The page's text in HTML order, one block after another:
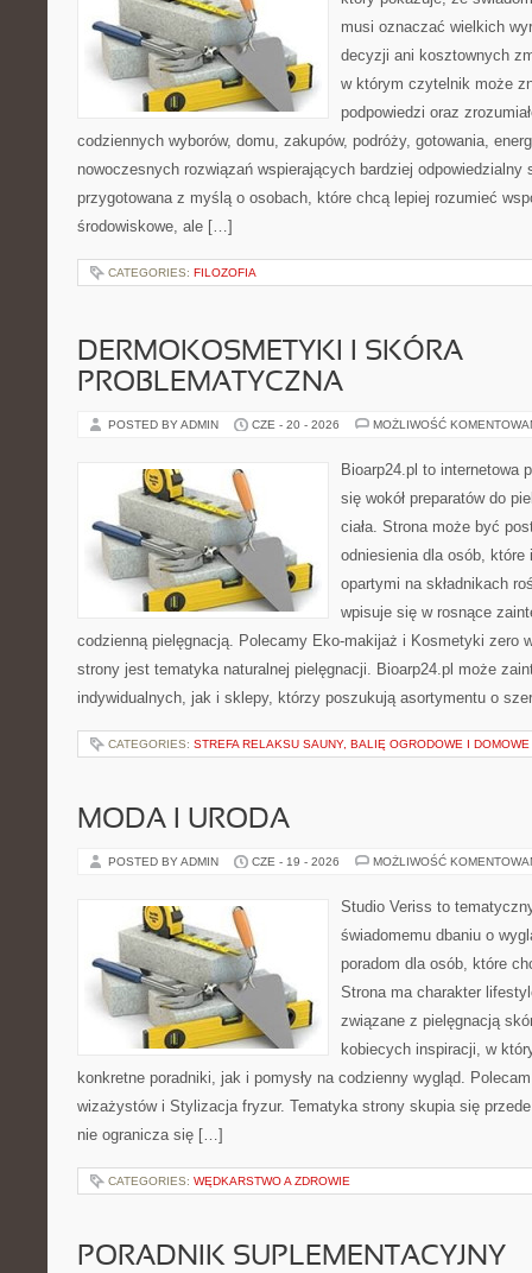
musi oznaczać wielkich
decyzji ani kosztownych
w którym czytelnik może
podpowiedzi oraz
codziennych wyborów, domu, zakupów, podróży, gotowania,
nowoczesnych rozwiązań wspierających bardziej odpowiedzialny
przygotowana z myślą o osobach, które chcą lepiej rozumieć
środowiskowe, ale […]
CATEGORIES: FILOZOFIA
DERMOKOSMETYKI I SKÓRA
PROBLEMATYCZNA
POSTED BY ADMIN CZE - 20 - 2026 MOŻLIWOŚĆ
Bioarp24.pl to internetowa
się wokół preparatów do
ciała. Strona może być
odniesienia dla osób,
opartymi na składnikach
wpisuje się w rosnące
codzienną pielęgnacją. Polecamy Eko-makijaż i Kosmetyki zero
strony jest tematyka naturalnej pielęgnacji. Bioarp24.pl może
indywidualnych, jak i sklepy, którzy poszukują asortymentu o
CATEGORIES: STREFA RELAKSU SAUNY, BALIĘ OGRODOWE I DOMOWE
MODA I URODA
POSTED BY ADMIN CZE - 19 - 2026 MOŻLIWOŚĆ
Studio Veriss to
świadomemu dbaniu o
poradom dla osób, które
Strona ma charakter
związane z pielęgnacją
kobiecych inspiracji, w
konkretne poradniki, jak i pomysły na codzienny wygląd.
wizażystów i Stylizacja fryzur. Tematyka strony skupia się
nie ogranicza się […]
CATEGORIES: WĘDKARSTWO A ZDROWIE
PORADNIK SUPLEMENTACYJNY